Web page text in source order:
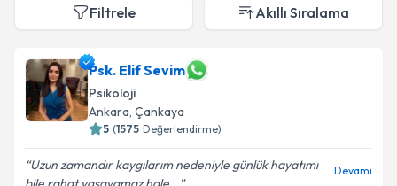
Filtrele Akıllı Sıralama
Psk. Elif Sevim
Psikoloji
Ankara, Çankaya
5 (1575 Değerlendirme)
Uzun zamandır kaygılarım nedeniyle günlük hayatımı
Devamı